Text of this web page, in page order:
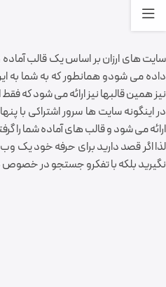
سایت های ارزان بر اساس یک قالب
داده می شودو همانطور که به شما به
نیز همین قالبها نیز ارائه می شود که
در اینگونه سایت ها سرور اشتراکی با
ارائه می شود و قالب های آماده شما را
لذا اگر قصد دارید برای حرفه خود یک
نگیرید بلکه با تفکرو جستجو در خصوص